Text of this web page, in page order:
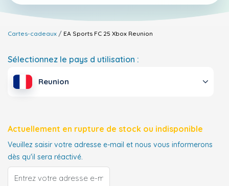
Cartes-cadeaux EA Sports FC 25 Xbox Reunion
Sélectionnez le pays d utilisation :
Reunion
Actuellement en rupture de stock ou indisponible
Veuillez saisir votre adresse e-mail et nous vous informerons
dès qu'il sera réactivé.